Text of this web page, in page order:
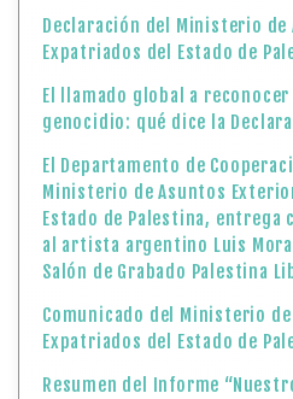
Declaración del Ministerio
Expatriados del Estado de
El llamado global a
genocidio: qué dice la
El Departamento de
Ministerio de Asuntos
Estado de Palestina,
al artista argentino Luis
Salón de Grabado Palestina
Comunicado del Ministerio
Expatriados del Estado de
Resumen del Informe